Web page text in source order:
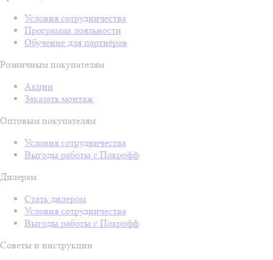
Условия сотрудничества
Программа лояльности
Обучение для партнёров
Розничным покупателям
Акции
Заказать монтаж
Оптовым покупателям
Условия сотрудничества
Выгоды работы с Покрофф
Дилерам
Стать дилером
Условия сотрудничества
Выгоды работы с Покрофф
Советы и инструкции